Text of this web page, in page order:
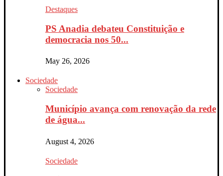
Destaques
PS Anadia debateu Constituição e
democracia nos 50...
May 26, 2026
Sociedade
Sociedade
Município avança com renovação da rede
de água...
August 4, 2026
Sociedade